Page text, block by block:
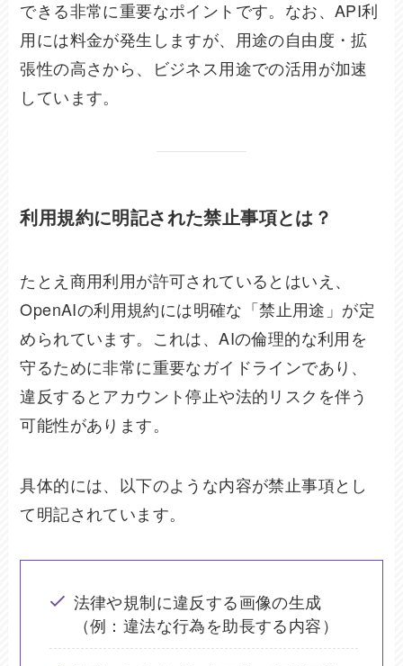
できる非常に重要なポイントです。なお、API利
用には料金が発生しますが、用途の自由度・拡
張性の高さから、ビジネス用途での活用が加速
しています。
利用規約に明記された禁止事項とは？
たとえ商用利用が許可されているとはいえ、
OpenAIの利用規約には明確な「禁止用途」が定
められています。これは、AIの倫理的な利用を
守るために非常に重要なガイドラインであり、
違反するとアカウント停止や法的リスクを伴う
可能性があります。
具体的には、以下のような内容が禁止事項とし
て明記されています。
法律や規制に違反する画像の生成
（例：違法な行為を助長する内容）